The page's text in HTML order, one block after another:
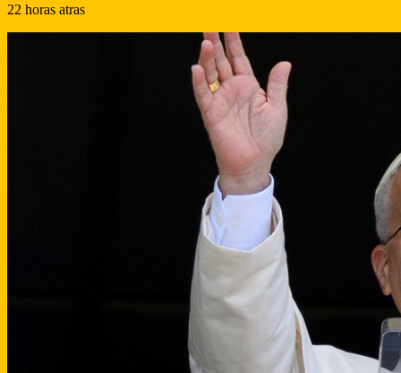
22 horas atras